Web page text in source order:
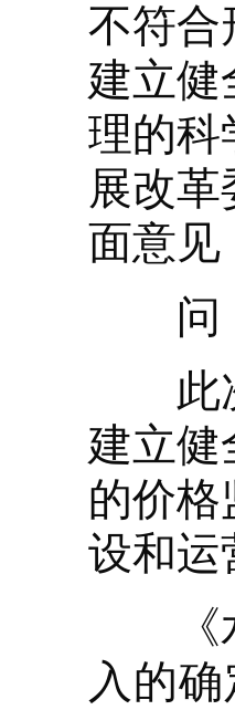
不符合
建立健
理的科
展改
面意见
问：
此次
建立健
的价格
设和运
《水
入的